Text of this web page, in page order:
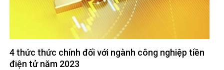
4 thức thức chính đối với ngành công nghiệp tiền
điện tử năm 2023